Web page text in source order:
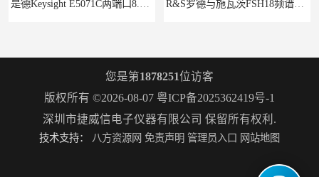
您是第1878251位访客
版权所有 ©2026-08-07 粤ICP备2025362419号-1
深圳市捷威信电子仪器有限公司 保留所有权利.
技术支持： 八方资源网 免责声明 管理员入口 网站地图